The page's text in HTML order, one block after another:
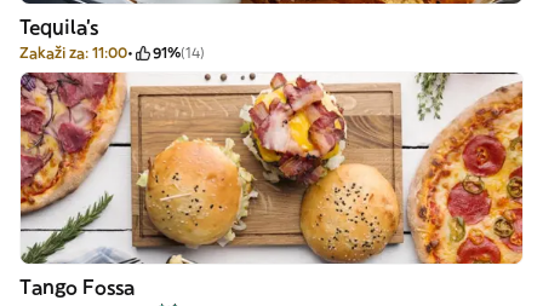
Tequila's
Zakaži za: 11:00 91%(14)
Tango Fossa